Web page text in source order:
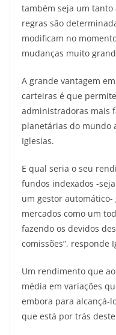
também seja um tanto
regras são
modificam no
mudanças muito
A grande vantagem
carteiras é que
administradoras mais
planetárias do mundo
Iglesias.
E qual seria o seu
fundos indexados -
um gestor
mercados como um
fazendo os devidos
comissões”, responde
Um rendimento que
média em variações
embora para alcançá-
que está por trás